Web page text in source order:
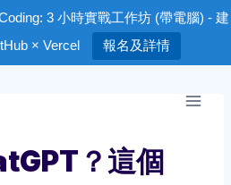
3 小時實戰工作坊 (帶電腦) - 建
× Vercel
報名及詳情
？這個